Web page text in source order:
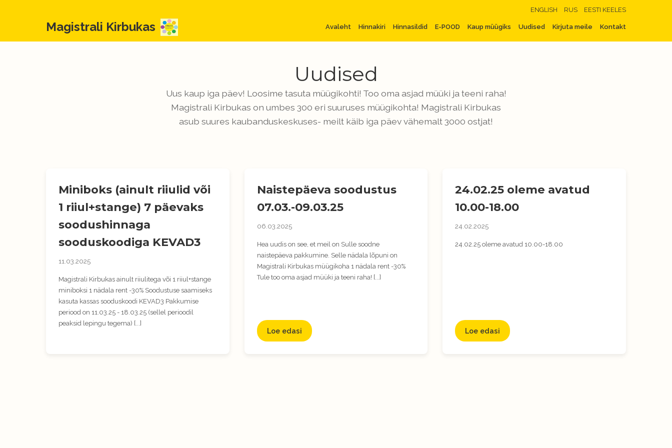
ENGLISH RUS EESTI KEELES
Magistrali Kirbukas Avaleht Hinnakiri Hinnasildid E-POOD Kaup müügiks Uudised Kirjuta meile Kontakt
Uudised
Uus kaup iga päev! Loosime tasuta müügikohti! Too oma asjad müüki ja teeni raha!
Magistrali Kirbukas on umbes 300 eri suuruses müügikohta! Magistrali Kirbukas
asub suures kaubanduskeskuses- meilt käib iga päev vähemalt 3000 ostjat!
Miniboks (ainult riiulid või
1 riiul+stange) 7 päevaks
soodushinnaga
sooduskoodiga KEVAD3
11.03.2025
Magistrali Kirbukas ainult riiulitega või 1 riiul+stange
miniboksi 1 nädala rent -30% Soodustuse saamiseks
kasuta kassas sooduskoodi KEVAD3 Pakkumise
periood on 11.03.25 - 18.03.25 (sellel perioodil
peaksid lepingu tegema) [...]
Naistepäeva soodustus
07.03.-09.03.25
06.03.2025
Hea uudis on see, et meil on Sulle soodne
naistepäeva pakkumine. Selle nädala lõpuni on
Magistrali Kirbukas müügikoha 1 nädala rent -30%
Tule too oma asjad müüki ja teeni raha! [...]
Loe edasi
24.02.25 oleme avatud
10.00-18.00
24.02.2025
24.02.25 oleme avatud 10.00-18.00
Loe edasi